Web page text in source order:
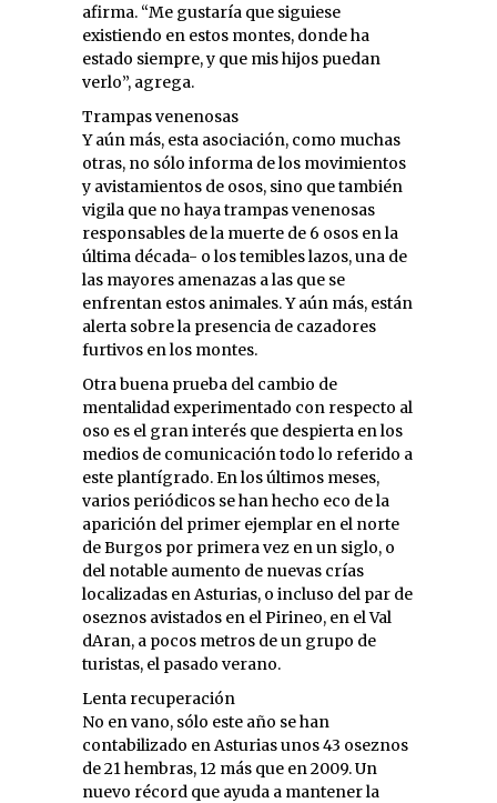
afirma. “Me gustaría que siguiese
existiendo en estos montes, donde ha
estado siempre, y que mis hijos puedan
verlo”, agrega.
Trampas venenosas
Y aún más, esta asociación, como muchas
otras, no sólo informa de los movimientos
y avistamientos de osos, sino que también
vigila que no haya trampas venenosas
responsables de la muerte de 6 osos en la
última década- o los temibles lazos, una de
las mayores amenazas a las que se
enfrentan estos animales. Y aún más, están
alerta sobre la presencia de cazadores
furtivos en los montes.
Otra buena prueba del cambio de
mentalidad experimentado con respecto al
oso es el gran interés que despierta en los
medios de comunicación todo lo referido a
este plantígrado. En los últimos meses,
varios periódicos se han hecho eco de la
aparición del primer ejemplar en el norte
de Burgos por primera vez en un siglo, o
del notable aumento de nuevas crías
localizadas en Asturias, o incluso del par de
oseznos avistados en el Pirineo, en el Val
dAran, a pocos metros de un grupo de
turistas, el pasado verano.
Lenta recuperación
No en vano, sólo este año se han
contabilizado en Asturias unos 43 oseznos
de 21 hembras, 12 más que en 2009. Un
nuevo récord que ayuda a mantener la